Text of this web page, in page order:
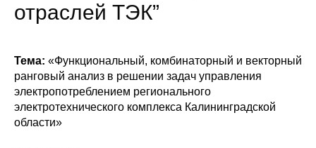
Администрация
Отчетность
Противодействие коррупции
отраслей ТЭК”
Тема: «Функциональный, комбинаторный и векторный
ранговый анализ в решении задач управления
электропотреблением регионального
электротехнического комплекса Калининградской
области»